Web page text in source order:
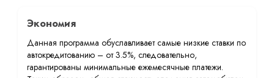
Экономия
Данная программа обуславливает самые низкие ставки по
автокредитованию – от 3.5%, следовательно,
гарантированы минимальные ежемесячные платежи.